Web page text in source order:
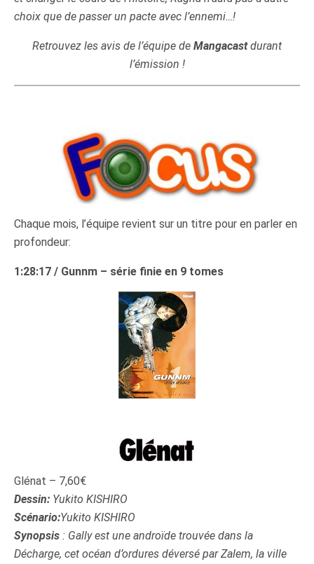
choix que de passer un pacte avec l’ennemi…!
Retrouvez les avis de l’équipe de Mangacastdurant
l’émission !
Chaque mois, l’équipe revient sur un titre pour en parler en
profondeur:
1:28:17 / Gunnm – série finie en 9 tomes
Glénat – 7,60€
Dessin: Yukito KISHIRO
Scénario:Yukito KISHIRO
Synopsis : Gally est une androïde trouvée dans la
Décharge, cet océan d’ordures déversé par Zalem, la ville